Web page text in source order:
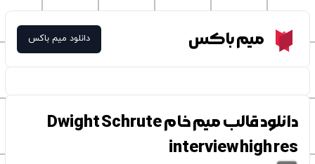
Meme Boxمیم باکس دانلود میم باکس
دانلود قالب میم خام Dwight Schrute
interview high res